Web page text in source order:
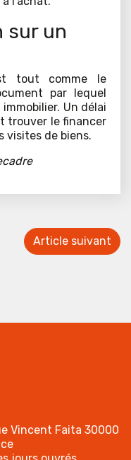
sur un
tout comme le
par lequel
immobilier. Un délai
trouver le financer
visites de biens.
Article suivant
Vincent Faita 30000